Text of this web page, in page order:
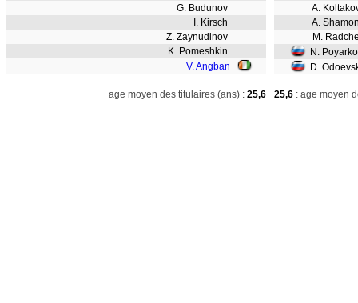
G. Budunov
I. Kirsch
Z. Zaynudinov
K. Pomeshkin
V. Angban
A.
A.
M.
N.
D.
age moyen des titulaires (ans) : 25,6 25,6 : age moyen